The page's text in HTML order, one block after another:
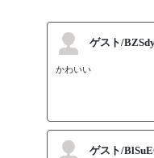
ゲスト/
かわいい
ゲスト/